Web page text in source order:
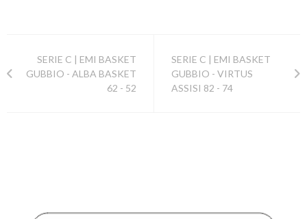
SERIE C | EMI BASKET
GUBBIO - ALBA BASKET
62 - 52
SERIE C | EMI BASKET
GUBBIO - VIRTUS
ASSISI 82 - 74